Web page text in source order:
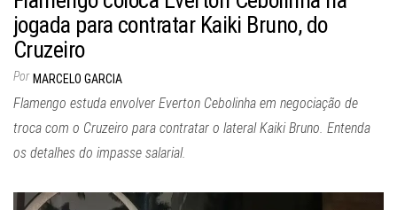
jogada para contratar Kaiki Bruno, do
Cruzeiro
Por MARCELO GARCIA
Flamengo estuda envolver Everton Cebolinha em negociação de
troca com o Cruzeiro para contratar o lateral Kaiki Bruno. Entenda
os detalhes do impasse salarial.